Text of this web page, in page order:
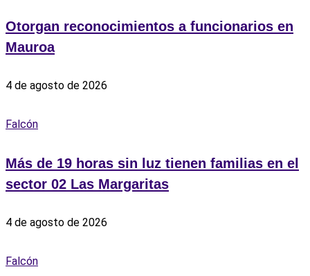
Otorgan reconocimientos a funcionarios en
Mauroa
4 de agosto de 2026
Falcón
Más de 19 horas sin luz tienen familias en el
sector 02 Las Margaritas
4 de agosto de 2026
Falcón